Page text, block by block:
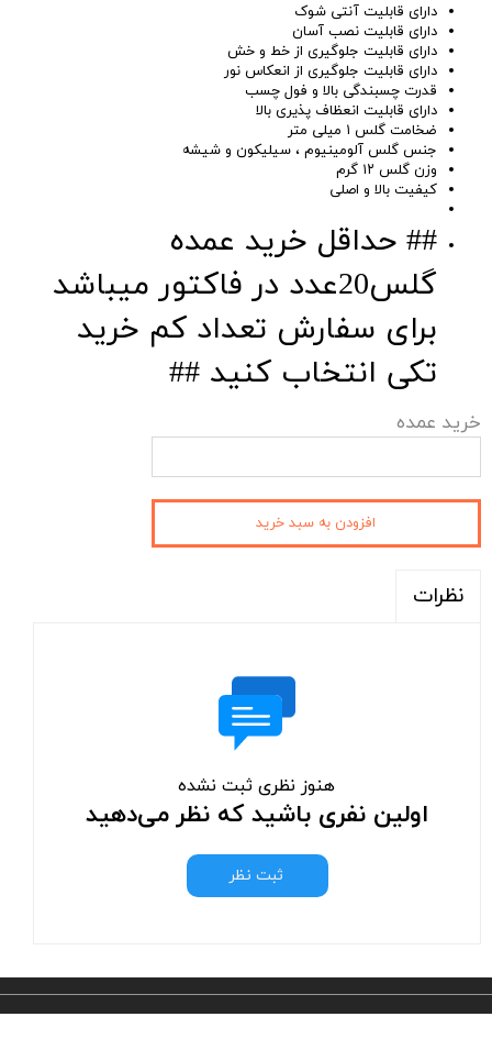
دارای قابلیت آنتی شوک
دارای قابلیت نصب آسان
دارای قابلیت جلوگیری از خط و خش
دارای قابلیت جلوگیری از انعکاس نور
قدرت چسبندگی بالا و فول چسب
دارای قابلیت انعظاف پذیری بالا
ضخامت گلس ۱ میلی متر
جنس گلس آلومینیوم ، سیلیکون و شیشه
وزن گلس ۱۲ گرم
کیفیت بالا و اصلی
## حداقل خرید عمده
گلس20عدد در فاکتور میباشد
برای سفارش تعداد کم خرید
تکی انتخاب کنید ##
خرید عمده
افزودن به سبد خرید
نظرات
هنوز نظری ثبت نشده
اولین نفری باشید که نظر می‌دهید
ثبت نظر